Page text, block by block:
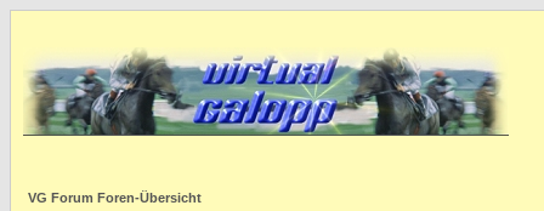
VG Forum Foren-Übersicht